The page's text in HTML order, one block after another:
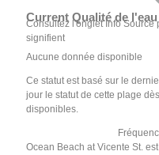
Current Qualité de l'eau
Consultez l'onglet Info Source
signifient
Aucune donnée disponible
Ce statut est basé sur le
jour le statut de cette plage
disponibles.
Ocean Beach at Vicente St.